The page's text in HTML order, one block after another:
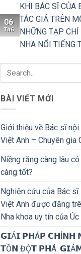
06
Th6
KHI BÁC SĨ CỦA
TÁC GIẢ TRÊN
NHỮNG TẠP CHÍ
NHA NỔI TIẾNG
BÀI VIẾT MỚI
Giới thiệu về Bác sĩ nội
Việt Anh – Chuyên gia
Niềng răng càng lâu
càng tốt?
Nghiên cứu của Bác sĩ
Việt Anh được đăng
Nha khoa uy tín của Úc
𝗚𝗜Ả𝗜 𝗣𝗛Á𝗣 𝗖𝗛Ỉ𝗡𝗛
𝗧Ồ𝗡 ĐỘ̣𝗧 𝗣𝗛Á: